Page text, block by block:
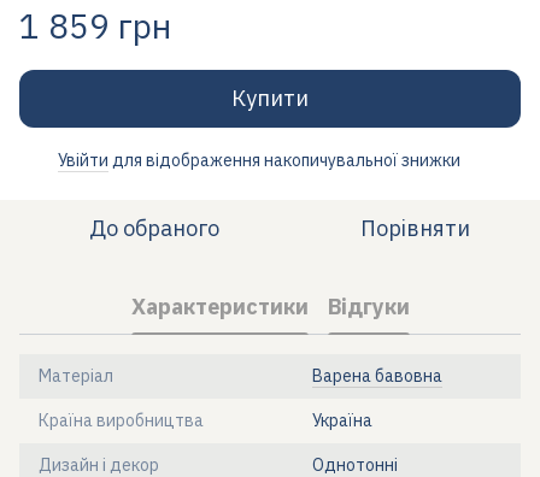
1 859 грн
Купити
Увійти для відображення накопичувальної знижки
До обраного Порівняти
Характеристики Відгуки
Матеріал Варена бавовна
Країна виробництва Україна
Дизайн і декор Однотонні